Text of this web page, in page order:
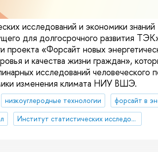
исследований и экономики
для долгосрочного развития
проекта «Форсайт новых
и качества жизни граждан»,
исследований человеческого
изменения климата НИУ ВШЭ.
низкоуглеродные технологии
форсайт в
Институт статистических исследований и экономики знаний